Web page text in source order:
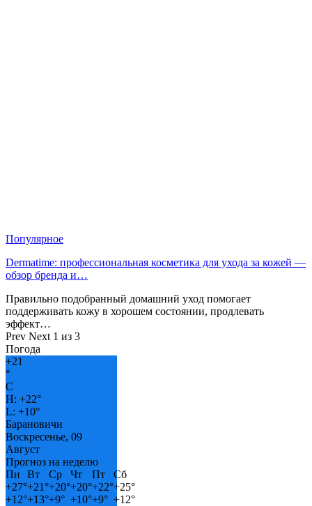
Популярное
Dermatime: профессиональная косметика для ухода за кожей —
обзор бренда и…
Правильно подобранный домашний уход помогает
поддерживать кожу в хорошем состоянии, продлевать
эффект…
Prev Next 1 из 3
Погода
+21
°
C
H: +22°
L: +10°
Барановичи
Воскресенье, 09
Август
Прогноз на неделю
Пн
Вт Ср Чт Пт
Сб
+27°+21°+20°+20°+22°+25°
+12°+13°+9° +10°+9° +12°